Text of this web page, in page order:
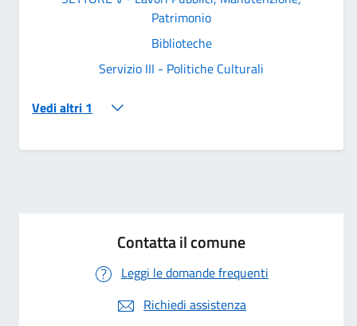
Patrimonio
Biblioteche
Servizio III - Politiche Culturali
Vedi altri 1
Contatta il comune
Leggi le domande frequenti
Richiedi assistenza